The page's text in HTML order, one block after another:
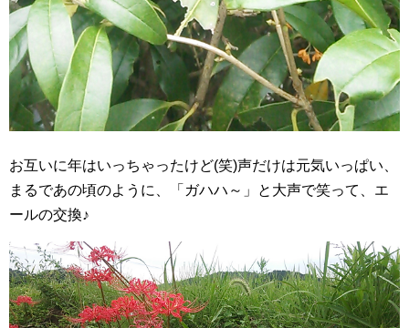
お互いに年はいっちゃったけど(笑)声だけは元気いっぱい、
まるであの頃のように、「ガハハ～」と大声で笑って、エ
ールの交換♪